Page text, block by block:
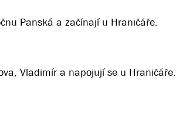
Panská a začínají u Hraničáře.
Vladimír a napojují se u Hraničáře.